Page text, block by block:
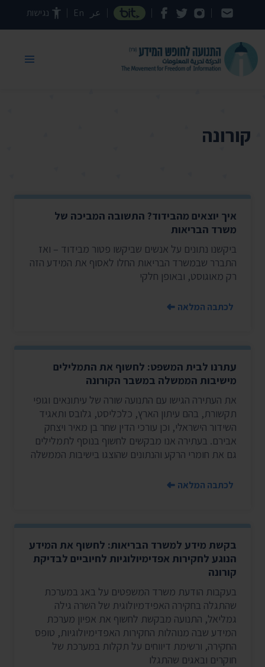
דילוג לתוכן העמוד عر En נגישות
קורונה
איך יוצאים מהבידוד? התשובה המביכה של
משרד הבריאות
ביקשנו נתונים על אנשים שביקשו פטור מבידוד – ואז
התברר שבמשרד הבריאות החלו לאסוף את המידע הזה
רק מאוגוסט, ובאופן חלקי
לכתבה המלאה
עתרנו לבית המשפט: לחשוף את התמלילים
מישיבות הממשלה במשבר הקורונה
את העתירה הגישו עם התנועה שורה של עיתונאים וגופי
תקשורת, בהם עיתון הארץ, כלכליסט, גלובס ותאגיד
השידור הישראלי, וכן עורכי הדין שחר בן מאיר ויצחק
אבירם. בעתירה אנו מבקשים לחשוף בנוסף לתמלילים
גם את חומרי הרקע והנתונים שהוצגו בישיבות הממשלה
לכתבה המלאה
בקשת מידע למשרד הבריאות: לחשוף את המידע
הנוגע לחקירות אפדימיולוגיות לחיוביים לבדיקת
קורונה
בעקבות הודעת משרד המשפטים על באג במערכת
שהתגלה בחקירה האפידמיולוגית של השרה גילה
גמליאל, התנועה מבקשת לחשוף את אפיון מערכת
המידע שבה מנוהלות החקירות האפדימיולוגיות, טופס
החקירה, ורשימת דיווחים על תקלות במערכת של
חוקרים ובאגים שהתגלו